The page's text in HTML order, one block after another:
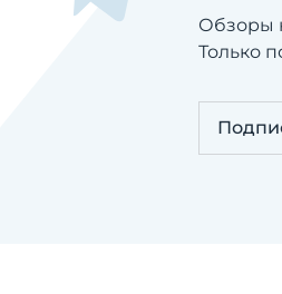
Обзоры
Только